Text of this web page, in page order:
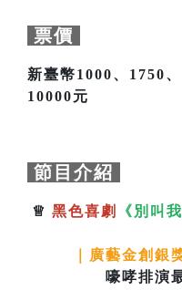
票價
新臺幣1000、1750
10000元
節目介紹
♕ 黑色喜劇 《別叫
｜廣藝金創銀
嚎哮排演